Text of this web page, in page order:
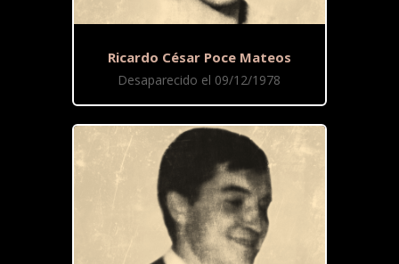
Ricardo César Poce Mateos
Desaparecido el 09/12/1978